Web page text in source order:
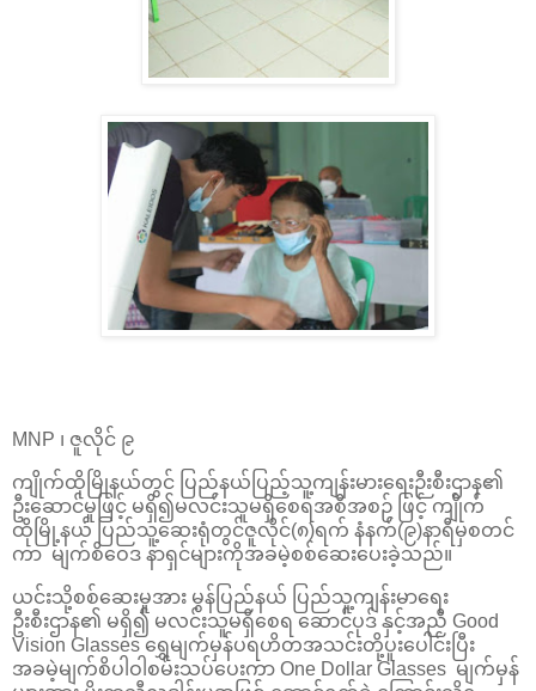
MNP ၊ ဇူလိုင် ၉
ကျိုက်ထိုမြိုနယ်တွင် ပြည်နယ်ပြည့်သူ့ကျန်းမားရေးဉီးစီးဌာန၏
ဦးဆောင်မှုဖြင့် မရှိ၍မလင်းသူမရှိစေရအစီအစဉ် ဖြင့် ကျိုက်
ထိုမြို့နယ် ပြည်သူ့ဆေးရုံတွင်ဇူလိုင်(၈)ရက် နံနက်(၉)နာရီမှစတင်
ကာ မျက်စိဝေဒ နာရှင်များကိုအခမဲ့စစ်ဆေးပေးခဲ့သည်။
ယင်းသို့စစ်ဆေးမှုအား မွန်ပြည်နယ် ပြည်သူ့ကျန်းမာရေး
ဦးစီးဌာန၏ မရှိ၍ မလင်းသူမရှိစေရ ဆောင်ပုဒ် နှင့်အညီ Good
Vision Glasses ရွှေမျက်မှန်ပရဟိတအသင်းတို့ပူးပေါင်းပြီး
အခမဲ့မျက်စိပါဝါစမ်းသပ်ပေးကာ One Dollar Glasses မျက်မှန်